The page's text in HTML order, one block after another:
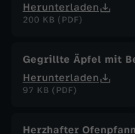
Herunterladen
200 KB (PDF)
Gegrillte Äpfel mit
Herunterladen
97 KB (PDF)
Herzhafter